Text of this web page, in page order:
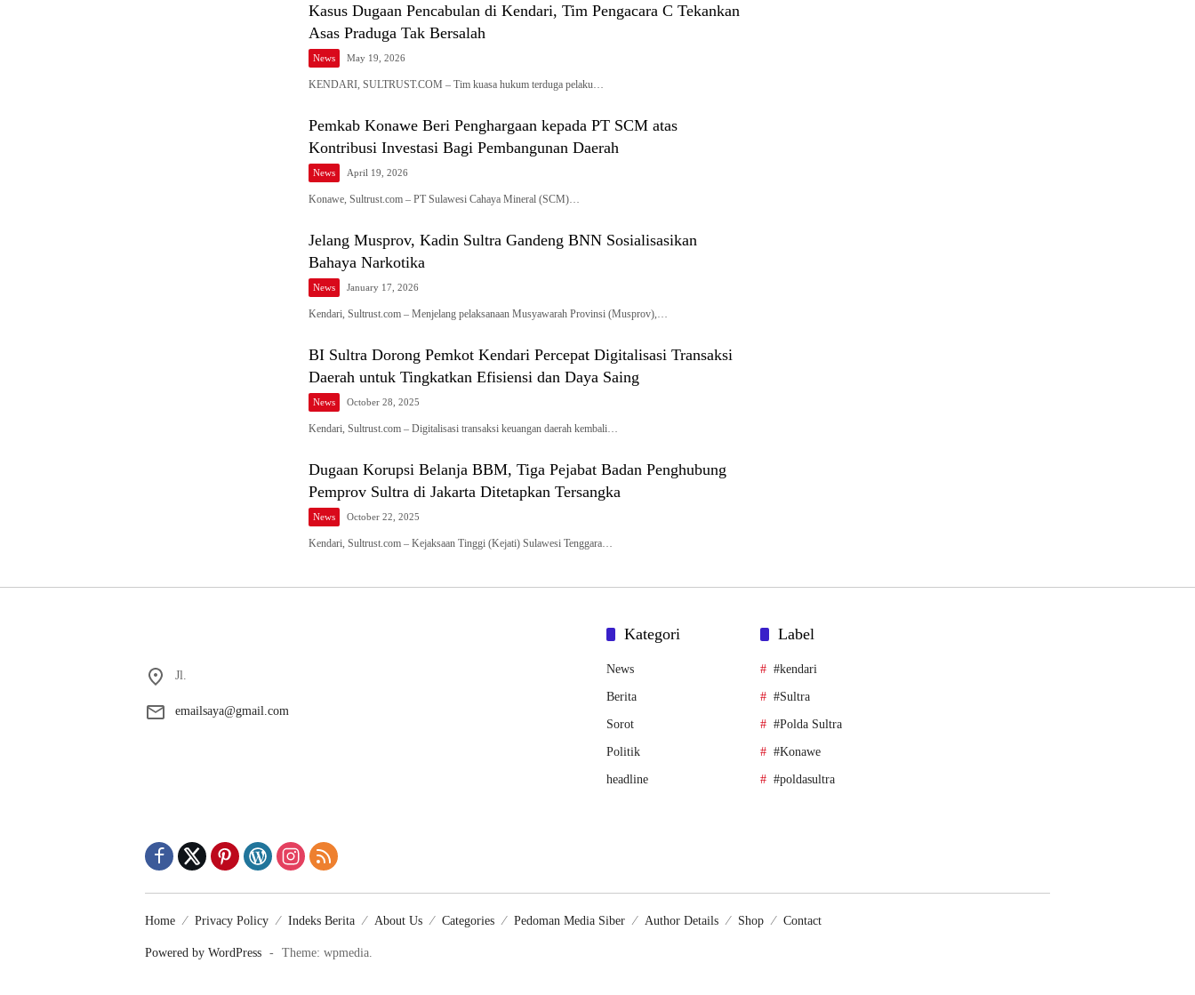
Kasus Dugaan Pencabulan di Kendari, Tim Pengacara C Tekankan
Asas Praduga Tak Bersalah
News May 19, 2026
KENDARI, SULTRUST.COM – Tim kuasa hukum terduga pelaku…
Pemkab Konawe Beri Penghargaan kepada PT SCM atas
Kontribusi Investasi Bagi Pembangunan Daerah
News April 19, 2026
Konawe, Sultrust.com – PT Sulawesi Cahaya Mineral (SCM)…
Jelang Musprov, Kadin Sultra Gandeng BNN Sosialisasikan
Bahaya Narkotika
News January 17, 2026
Kendari, Sultrust.com – Menjelang pelaksanaan Musyawarah Provinsi (Musprov),…
BI Sultra Dorong Pemkot Kendari Percepat Digitalisasi Transaksi
Daerah untuk Tingkatkan Efisiensi dan Daya Saing
News October 28, 2025
Kendari, Sultrust.com – Digitalisasi transaksi keuangan daerah kembali…
Dugaan Korupsi Belanja BBM, Tiga Pejabat Badan Penghubung
Pemprov Sultra di Jakarta Ditetapkan Tersangka
News October 22, 2025
Kendari, Sultrust.com – Kejaksaan Tinggi (Kejati) Sulawesi Tenggara…
Jl.
emailsaya@gmail.com
Kategori
News
Berita
Sorot
Politik
headline
Label
#kendari
#Sultra
#Polda Sultra
#Konawe
#poldasultra
Home Privacy Policy Indeks Berita About Us Categories Pedoman Media Siber Author Details Shop Contact
Powered by WordPress - Theme: wpmedia.